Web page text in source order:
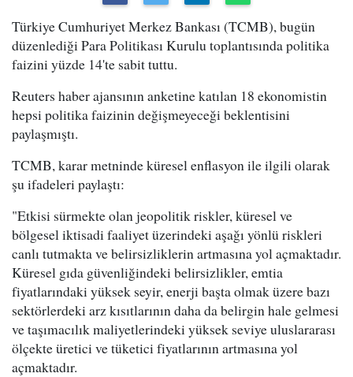
Türkiye Cumhuriyet Merkez Bankası (TCMB), bugün
düzenlediği Para Politikası Kurulu toplantısında politika
faizini yüzde 14'te sabit tuttu.
Reuters haber ajansının anketine katılan 18 ekonomistin
hepsi politika faizinin değişmeyeceği beklentisini
paylaşmıştı.
TCMB, karar metninde küresel enflasyon ile ilgili olarak
şu ifadeleri paylaştı:
"Etkisi sürmekte olan jeopolitik riskler, küresel ve
bölgesel iktisadi faaliyet üzerindeki aşağı yönlü riskleri
canlı tutmakta ve belirsizliklerin artmasına yol açmaktadır.
Küresel gıda güvenliğindeki belirsizlikler, emtia
fiyatlarındaki yüksek seyir, enerji başta olmak üzere bazı
sektörlerdeki arz kısıtlarının daha da belirgin hale gelmesi
ve taşımacılık maliyetlerindeki yüksek seviye uluslararası
ölçekte üretici ve tüketici fiyatlarının artmasına yol
açmaktadır.